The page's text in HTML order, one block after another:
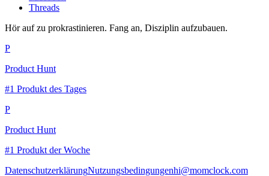
Threads
Hör auf zu prokrastinieren. Fang an, Disziplin aufzubauen.
P
Product Hunt
#1 Produkt des Tages
P
Product Hunt
#1 Produkt der Woche
DatenschutzerklärungNutzungsbedingungenhi@momclock.com